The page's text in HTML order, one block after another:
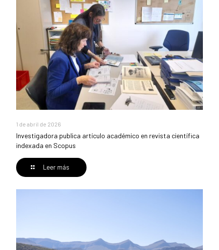
1 de abril de 2026
Investigadora publica artículo académico en revista científica
indexada en Scopus
Leer más